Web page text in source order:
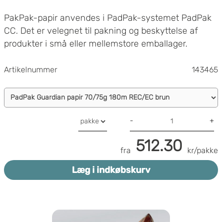
PakPak-papir anvendes i PadPak-systemet PadPak
CC. Det er velegnet til pakning og beskyttelse af
produkter i små eller mellemstore emballager.
på pakkerens arbejdsbord. Det betyder, at materialet
det! Resultatet er støddæmpende puder, som kan
bruges til beskyttelse, udfyldning og fiksering af
produkter. Det er nemt at vælge længde på
emballagematerialet efter ønske og behov.
Særdeles god beskyttelse
Feksibelt
Artikelnummer 143465
- +
fra 512.30 kr/pakke
Læg i indkøbskurv